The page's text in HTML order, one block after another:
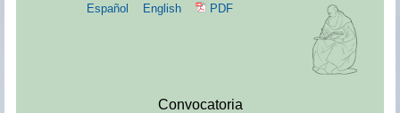
Español English PDF
Convocatoria